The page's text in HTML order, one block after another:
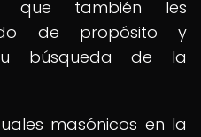
que también les
de propósito y
búsqueda de la
masónicos en la